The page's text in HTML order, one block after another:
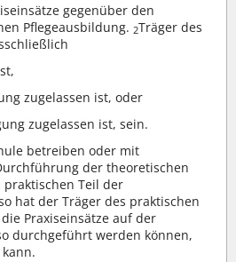
gegenüber den
Pflegeausbildung. 2Träger des
zugelassen ist, oder
zugelassen ist, sein.
betreiben oder mit
der theoretischen
praktischen Teil der
hat der Träger des praktischen
Praxiseinsätze auf der
durchgeführt werden können,